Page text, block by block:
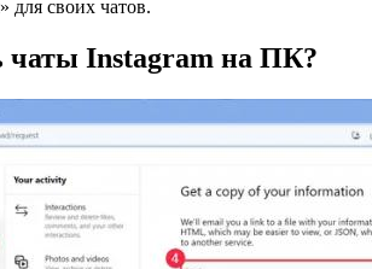
для своих чатов.
чаты Instagram на ПК?